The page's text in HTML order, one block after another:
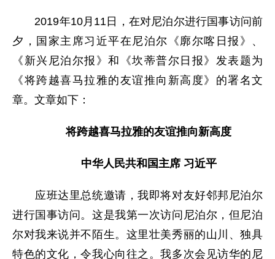
2019年10月11日，在对尼泊尔进行国事访问前
夕，国家主席习近平在尼泊尔《廓尔喀日报》、
《新兴尼泊尔报》和《坎蒂普尔日报》发表题为
《将跨越喜马拉雅的友谊推向新高度》的署名文
章。文章如下：
将跨越喜马拉雅的友谊推向新高度
中华人民共和国主席 习近平
应班达里总统邀请，我即将对友好邻邦尼泊尔
进行国事访问。这是我第一次访问尼泊尔，但尼泊
尔对我来说并不陌生。这里壮美秀丽的山川、独具
特色的文化，令我心向往之。我多次会见访华的尼